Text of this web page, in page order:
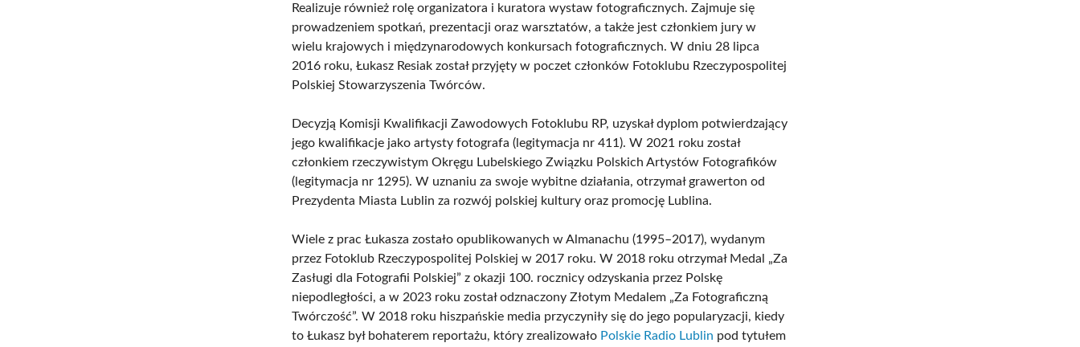
Realizuje również rolę organizatora i kuratora wystaw fotograficznych. Zajmuje się
prowadzeniem spotkań, prezentacji oraz warsztatów, a także jest członkiem jury w
wielu krajowych i międzynarodowych konkursach fotograficznych. W dniu 28 lipca
2016 roku, Łukasz Resiak został przyjęty w poczet członków Fotoklubu Rzeczypospolitej
Polskiej Stowarzyszenia Twórców.
Decyzją Komisji Kwalifikacji Zawodowych Fotoklubu RP, uzyskał dyplom potwierdzający
jego kwalifikacje jako artysty fotografa (legitymacja nr 411). W 2021 roku został
członkiem rzeczywistym Okręgu Lubelskiego Związku Polskich Artystów Fotografików
(legitymacja nr 1295). W uznaniu za swoje wybitne działania, otrzymał grawerton od
Prezydenta Miasta Lublin za rozwój polskiej kultury oraz promocję Lublina.
Wiele z prac Łukasza zostało opublikowanych w Almanachu (1995–2017), wydanym
przez Fotoklub Rzeczypospolitej Polskiej w 2017 roku. W 2018 roku otrzymał Medal „Za
Zasługi dla Fotografii Polskiej” z okazji 100. rocznicy odzyskania przez Polskę
niepodległości, a w 2023 roku został odznaczony Złotym Medalem „Za Fotograficzną
Twórczość”. W 2018 roku hiszpańskie media przyczyniły się do jego popularyzacji, kiedy
to Łukasz był bohaterem reportażu, który zrealizowało Polskie Radio Lublin pod tytułem